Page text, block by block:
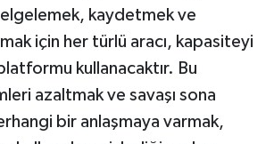
kaydetmek ve
için her türlü aracı, kapasiteyi
kullanacaktır. Bu
azaltmak ve savaşı sona
bir anlaşmaya varmak,